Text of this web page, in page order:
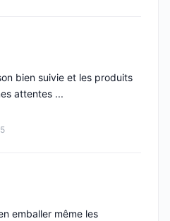
bien suivie et les produits
attentes ...
emballer même les